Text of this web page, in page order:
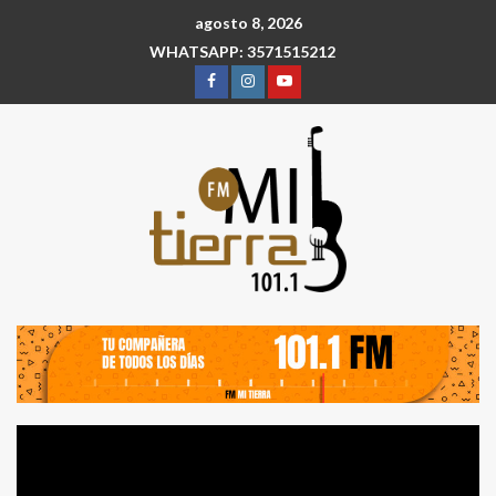
agosto 8, 2026
WHATSAPP: 3571515212